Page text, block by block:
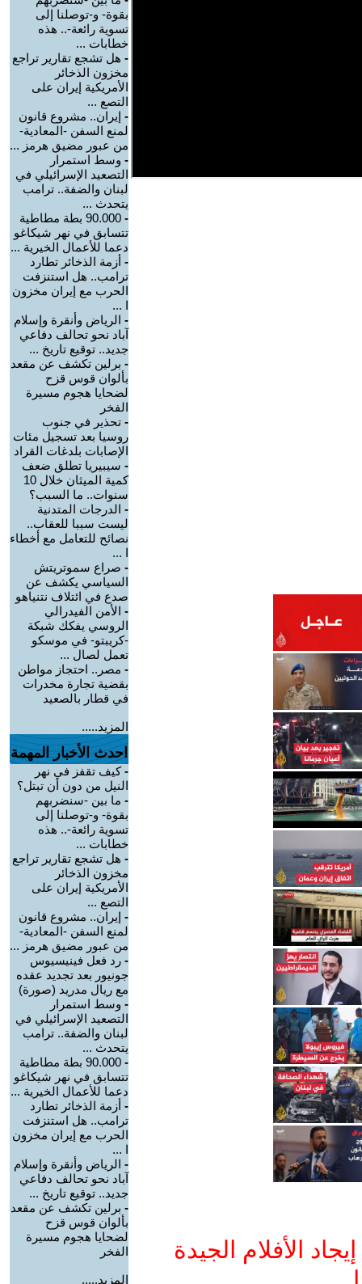
الأفلام الجيدة
بقوة- و-توصلنا إلى
تسوية رائعة-.. هذه
خطابات ...
- هل تشجع تقارير تراجع
مخزون الذخائر
الأمريكية إيران على
التصع ...
- إيران.. مشروع قانون
لمنع السفن -المعادية-
من عبور مضيق هرمز ...
- وسط استمرار
التصعيد الإسرائيلي في
لبنان والضفة.. ترامب
يتحدث ...
-
90.000 بطة مطاطية
تتسابق في نهر شيكاغو
دعما للأعمال الخيرية ...
- أزمة الذخائر تطارد
ترامب.. هل استنزفت
الحرب مع إيران مخزون
ا ...
- الرياض وأنقرة وإسلام
آباد نحو تحالف دفاعي
جديد.. توقيع تاريخ ...
- برلين تكشف عن مقعد
بألوان قوس قزح
لضحايا هجوم مسيرة
الفخر
- تحذير في جنوب
روسيا بعد تسجيل مئات
الإصابات بلدغات القراد
- سيبيريا تطلق ضعف
كمية الميثان خلال 10
سنوات.. ما السبب؟
- الدرجات المتدنية
ليست سببا للعقاب..
نصائح للتعامل مع أخطاء
ا ...
- صراع سموتريتش
السياسي يكشف عن
صدع في ائتلاف نتنياهو
- الأمن الفيدرالي
الروسي يفكك شبكة
-كريبتو- في موسكو
تعمل لصال ...
- مصر.. احتجاز مواطن
بقضية تجارة مخدرات
في قطار بالصعيد
المزيد.....
احدث الأخبار المهمة
-كيف تقفز في نهر
النيل من دون أن تبتل؟
- ما بين -سنضربهم
بقوة- و-توصلنا إلى
تسوية رائعة-.. هذه
خطابات ...
- هل تشجع تقارير تراجع
مخزون الذخائر
الأمريكية إيران على
التصع ...
- إيران.. مشروع قانون
لمنع السفن -المعادية-
من عبور مضيق هرمز ...
- رد فعل فينيسيوس
جونيور بعد تجديد عقده
مع ريال مدريد (صورة)
- وسط استمرار
التصعيد الإسرائيلي في
لبنان والضفة.. ترامب
يتحدث ...
-
90.000 بطة مطاطية
تتسابق في نهر شيكاغو
دعما للأعمال الخيرية ...
- أزمة الذخائر تطارد
ترامب.. هل استنزفت
الحرب مع إيران مخزون
ا ...
- الرياض وأنقرة وإسلام
آباد نحو تحالف دفاعي
جديد.. توقيع تاريخ ...
- برلين تكشف عن مقعد
بألوان قوس قزح
لضحايا هجوم مسيرة
الفخر
المزيد.....